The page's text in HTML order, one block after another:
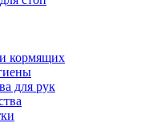
кормящих
для рук